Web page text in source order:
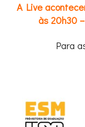
A Live
às 20h30 –
Para